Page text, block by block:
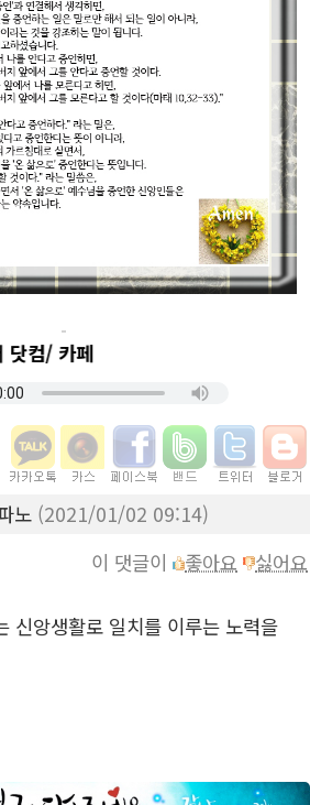
컴/ 카페
노 (2021/01/02 09:14)
이 댓글이
좋아요 싫어요
신앙생활로 일치를 이루는 노력을